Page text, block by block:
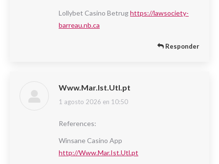
Lollybet Casino Betrughttps://lawsociety-
barreau.nb.ca
Responder
Www.Mar.Ist.Utl.pt
dice:
1 agosto 2026 en 10:50
References:
Winsane Casino App
http://Www.Mar.Ist.Utl.pt